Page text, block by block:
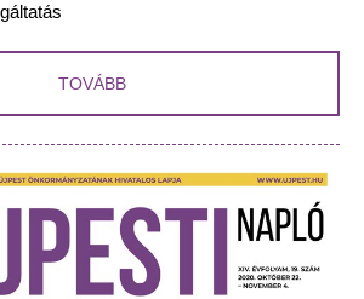
TOVÁBB